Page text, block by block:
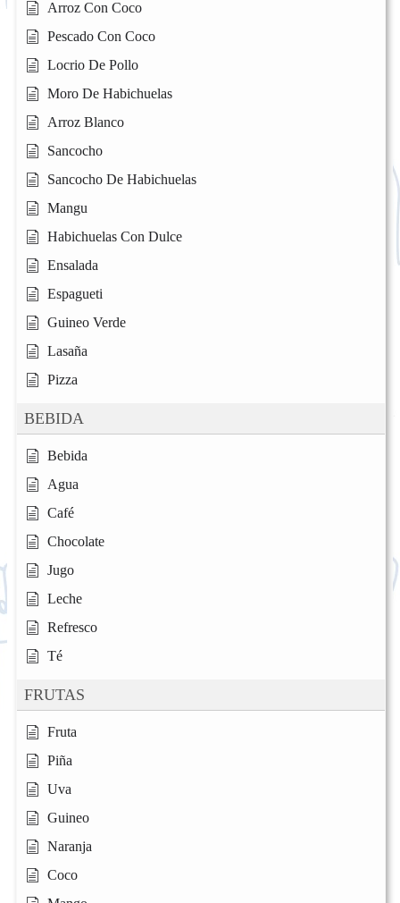
Arroz Con Coco
Pescado Con Coco
Locrio De Pollo
Moro De Habichuelas
Arroz Blanco
Sancocho
Sancocho De Habichuelas
Mangu
Habichuelas Con Dulce
Ensalada
Espagueti
Guineo Verde
Lasaña
Pizza
BEBIDA
Bebida
Agua
Café
Chocolate
Jugo
Leche
Refresco
Té
FRUTAS
Fruta
Piña
Uva
Guineo
Naranja
Coco